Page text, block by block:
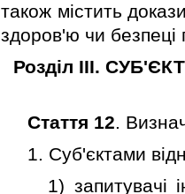
також мiстить
здоров'ю чи безпецi
Роздiл III.
Стаття 12.
1. Суб'єктами
1) запитувачi